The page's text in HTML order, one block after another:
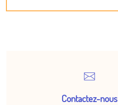
Contactez-nous